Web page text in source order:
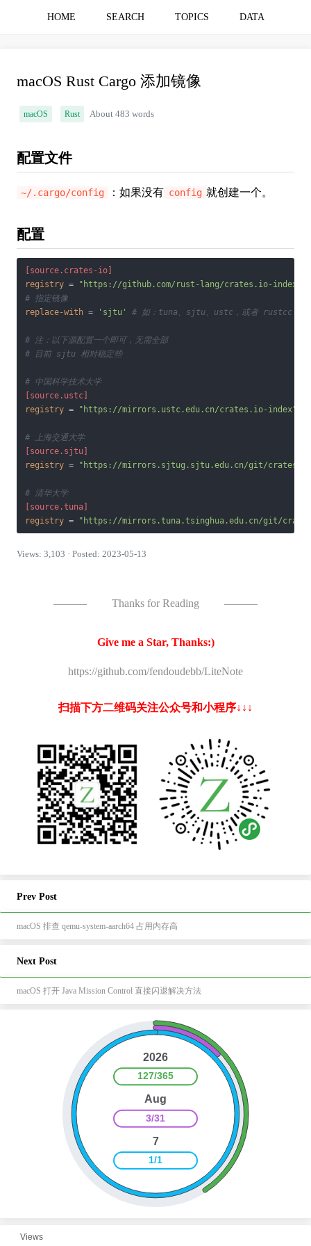
HOME SEARCH TOPICS DATA
macOS Rust Cargo 添加镜像
macOS Rust About 483 words
配置文件
~/.cargo/config ：如果没有 config 就创建一个。
配置
[source.crates-io]
registry =
"https://github.com/rust-lang/crates.io-index"
# 指定镜像
replace-with = 'sjtu' # 如：tuna、sjtu、ustc，或者 rustcc
# 注：以下源配置一个即可，无需全部
# 目前 sjtu 相对稳定些
# 中国科学技术大学
[source.ustc]
registry = "https://mirrors.ustc.edu.cn/crates.io-index"
# 上海交通大学
[source.sjtu]
registry = "https://mirrors.sjtug.sjtu.edu.cn/git/
# 清华大学
[source.tuna]
registry = "https://mirrors.tuna.tsinghua.edu.cn/git/
Views: 3,103 · Posted: 2023-05-13
——— Thanks for Reading ———
Give me a Star, Thanks:)
https://github.com/fendoudebb/LiteNote
扫描下方二维码关注公众号和小程序↓↓↓
Prev Post
macOS 排查 qemu-system-aarch64 占用内存高
Next Post
macOS 打开 Java Mission Control 直接闪退解决方法